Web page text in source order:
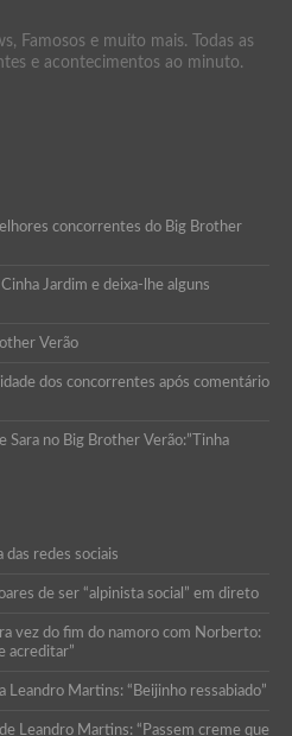
Famosos e muito mais. Todas as
e acontecimentos ao minuto.
concorrentes do Big Brother
Jardim e deixa-lhe alguns
Verão
dos concorrentes após comentário
Sara no Big Brother Verão:”Tinha
das redes sociais
de ser “alpinista social” em direto
vez do fim do namoro com Norberto:
acreditar”
Leandro Martins: “Beijinho ressabiado”
Leandro Martins: “Passem creme que